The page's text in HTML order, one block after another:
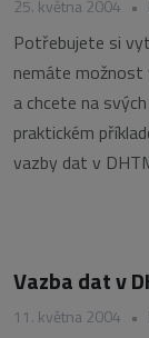
25. května 2004 •
Potřebujete si
nemáte možnost
a chcete na
praktickém
vazby dat v
Vazba dat v
11. května 2004 •